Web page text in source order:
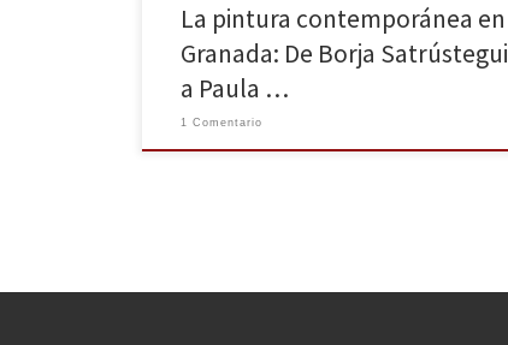
La pintura contemporánea en
Granada: De Borja Satrústegui
a Paula …
1 Comentario